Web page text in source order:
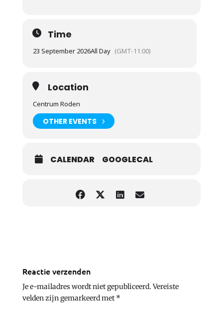
Time
23 September 2026All Day (GMT-11:00)
Location
Centrum Roden
OTHER EVENTS
CALENDAR GOOGLECAL
Reactie verzenden
Je e-mailadres wordt niet gepubliceerd. Vereiste
velden zijn gemarkeerd met*